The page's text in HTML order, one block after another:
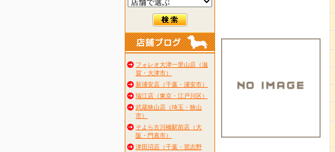
フォレオ大津一里山店（滋
賀・大津市）
新浦安店（千葉・浦安市）
瑞江店（東京・江戸川区）
武蔵狭山店（埼玉・狭山
市）
そよら古川橋駅前店（大
阪・門真市）
津田沼店（千葉・習志野